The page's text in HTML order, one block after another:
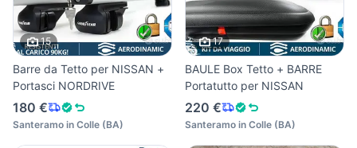
15
Barre da Tetto per NISSAN +
Portasci NORDRIVE
180 €
Santeramo in Colle (BA)
17
BAULE Box Tetto + BARRE
Portatutto per NISSAN
220 €
Santeramo in Colle (BA)